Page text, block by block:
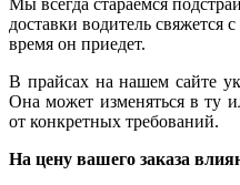
доставки водитель свяжется
время он приедет.
В прайсах на нашем сайте
Она может изменяться в ту
от конкретных требований.
На цену вашего заказа